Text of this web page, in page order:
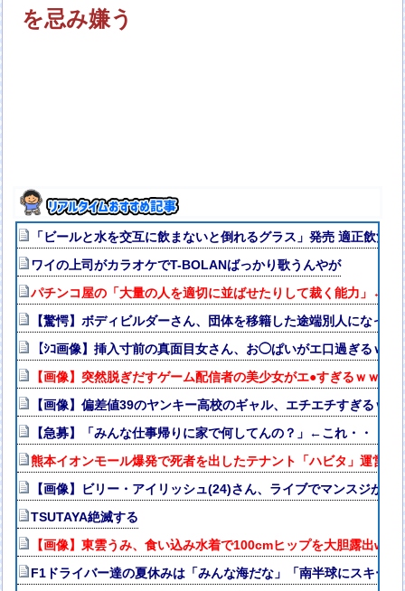
を忌み嫌う
「ビールと水を交互に飲まないと倒れるグラス」発売 適正飲酒を
ワイの上司がカラオケでT-BOLANばっかり歌うんやが
パチンコ屋の「大量の人を適切に並ばせたりして裁く能力」←こ
【驚愕】ボディビルダーさん、団体を移籍した途端別人になって
【ｼｺ画像】挿入寸前の真面目女さん、お◯ぱいがエ口過ぎるｗｗ
【画像】突然脱ぎだすゲーム配信者の美少女がエ●すぎるｗｗｗ
【画像】偏差値39のヤンキー高校のギャル、エチエチすぎるｗ
【急募】「みんな仕事帰りに家で何してんの？」←これ・・・・
熊本イオンモール爆発で死者を出したテナント「ハビタ」運営
【画像】ビリー・アイリッシュ(24)さん、ライブでマンスジが見
TSUTAYA絶滅する
【画像】東雲うみ、食い込み水着で100cmヒップを大胆露出
F1ドライバー達の夏休みは「みんな海だな」「南半球にスキー